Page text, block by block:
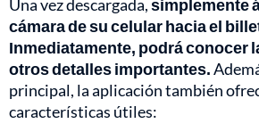
Una vez descargada,simplemente
cámara de su celular hacia el
Inmediatamente, podrá conocer
otros detalles importantes.
principal, la aplicación también
características útiles: